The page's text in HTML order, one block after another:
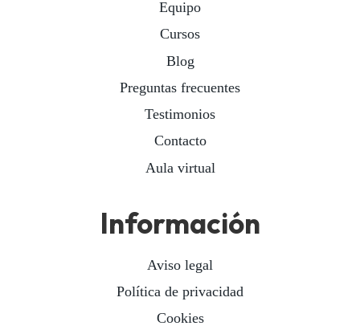
Equipo
Cursos
Blog
Preguntas frecuentes
Testimonios
Contacto
Aula virtual
Información
Aviso legal
Política de privacidad
Cookies